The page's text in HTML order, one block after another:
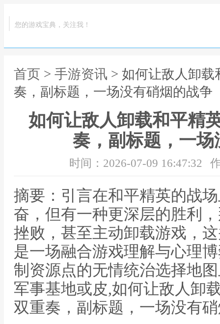
您的游戏宝典，关注我！
首页 > 手游资讯 > 如何让敌人卸
奏，副标题，一场没有硝烟的战争
如何让敌人卸载和平精
奏，副标题，一
时间：2026-07-09 16:47:32
摘要：引言在和平精英的战
奋，但有一种更深层的胜利
挫败，甚至主动卸载游戏，
是一场融合游戏理解与心理
制资源点的无情统治选择地
军事基地或皮,如何让敌人卸
双重奏，副标题，一场没有